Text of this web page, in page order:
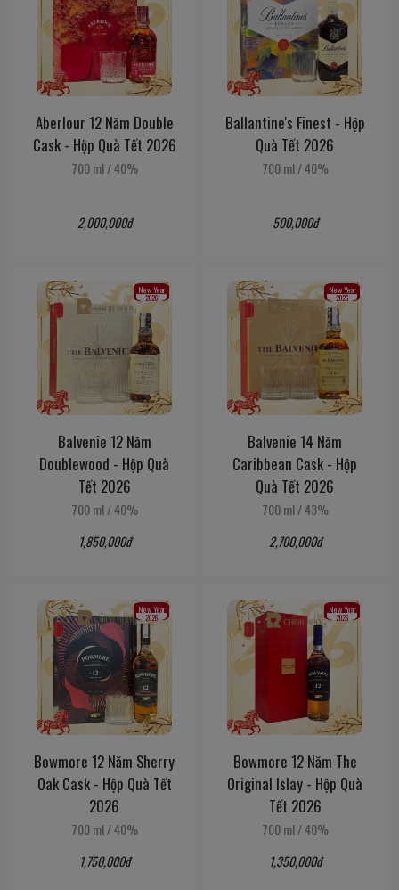
Aberlour 12 Năm Double
Cask - Hộp Quà Tết 2026
700 ml /40%
2,000,000đ
Ballantine's Finest - Hộp
Quà Tết 2026
700 ml /40%
500,000đ
New Year
2026
Balvenie 12 Năm
Doublewood - Hộp Quà
Tết 2026
700 ml /40%
1,850,000đ
New Year
2026
Balvenie 14 Năm
Caribbean Cask - Hộp
Quà Tết 2026
700 ml /43%
2,700,000đ
New Year
2026
Bowmore 12 Năm Sherry
Oak Cask - Hộp Quà Tết
2026
700 ml /40%
1,750,000đ
New Year
2026
Bowmore 12 Năm The
Original Islay - Hộp Quà
Tết 2026
700 ml /40%
1,350,000đ